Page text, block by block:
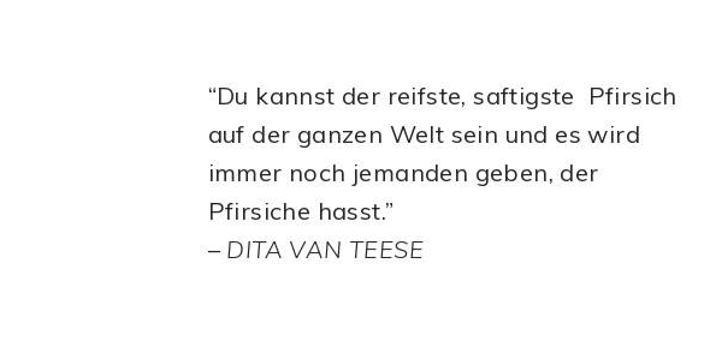
“Du kannst der reifste, saftigste Pfirsich
auf der ganzen Welt sein und es wird
immer noch jemanden geben, der
Pfirsiche hasst.”
– DITA VAN TEESE